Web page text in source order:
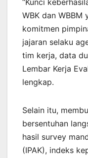
“Kunci
WBK dan WBBM
komitmen
jajaran selaku
tim kerja, data
Lembar Kerja
lengkap.
Selain itu,
bersentuhan
hasil survey
(IPAK), indeks